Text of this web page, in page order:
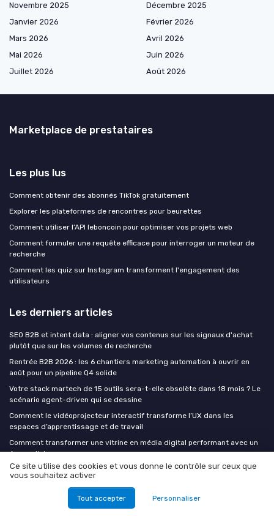
Novembre 2025
Décembre 2025
Janvier 2026
Février 2026
Mars 2026
Avril 2026
Mai 2026
Juin 2026
Juillet 2026
Août 2026
Marketplace de prestataires
Les plus lus
Comment obtenir des abonnés TikTok gratuitement
Explorer les plateformes de rencontres pour beurettes
Comment utiliser l’API leboncoin pour optimiser vos projets web
Comment formuler une requête efficace pour interroger un moteur de
recherche
Comment les quiz sur Instagram transforment l'engagement des
utilisateurs
Les derniers articles
SEO B2B et intent data : aligner vos contenus sur les signaux d'achat
plutôt que sur les volumes de recherche
Rentrée B2B 2026 : les 6 chantiers marketing automation à ouvrir en
août pour un pipeline Q4 solide
Votre stack martech de 15 outils sera-t-elle obsolète dans 18 mois ? Le
scénario agent-driven qui se dessine
Comment le vidéoprojecteur interactif transforme l’UX dans les
espaces d’apprentissage et de travail
Comment transformer une vitrine en média digital performant avec un
écran vitrine
Digital at work
Ce site utilise des cookies et vous donne le contrôle sur ceux que
vous souhaitez activer
Tout accepter Personnaliser